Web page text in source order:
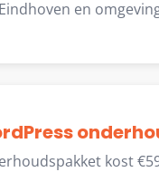
en
kost